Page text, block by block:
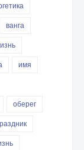
ванга
имя
оберег